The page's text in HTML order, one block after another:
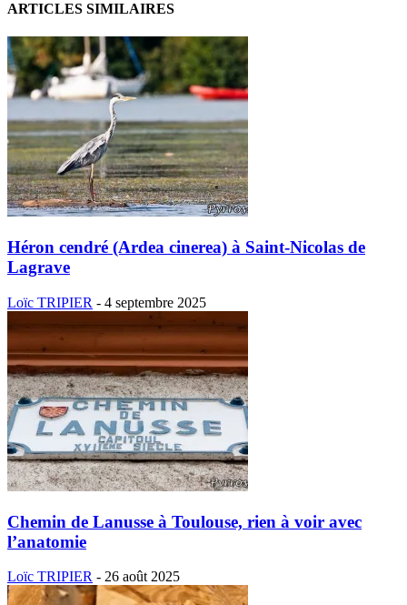
ARTICLES SIMILAIRES
Héron cendré (Ardea cinerea) à Saint-Nicolas de
Lagrave
Loïc TRIPIER - 4 septembre 2025
Chemin de Lanusse à Toulouse, rien à voir avec
l’anatomie
Loïc TRIPIER - 26 août 2025